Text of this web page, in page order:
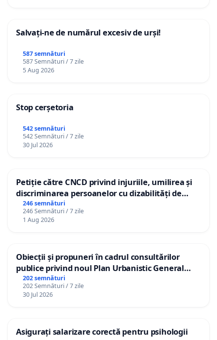
Salvați-ne de numărul excesiv de urși!
587 semnături
587 Semnături / 7 zile
5 Aug 2026
Stop cerșetoria
542 semnături
542 Semnături / 7 zile
30 Jul 2026
Petiție către CNCD privind injuriile, umilirea și
discriminarea persoanelor cu dizabilități de
către utilizatorul TikTok „Gorici”
246 semnături
246 Semnături / 7 zile
1 Aug 2026
Obiecții și propuneri în cadrul consultărilor
publice privind noul Plan Urbanistic General
(PUG) Ialoveni
202 semnături
202 Semnături / 7 zile
30 Jul 2026
Asigurați salarizare corectă pentru psihologii